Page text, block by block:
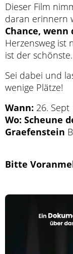
Dieser Film
daran erinnern
Chance,
Herzensweg ist
ist der schönste.
Sei dabei und
wenige Plätze!
Wann: 26.
Wo: Scheune
Graefenstein
Bitte